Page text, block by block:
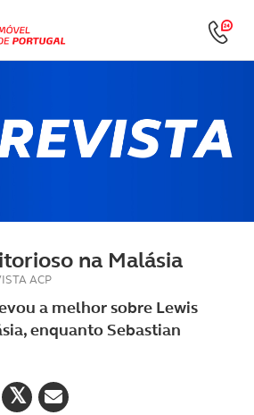
na Malásia
ACP
a melhor sobre Lewis
enquanto Sebastian